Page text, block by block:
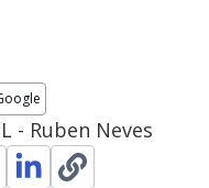
- Ruben Neves